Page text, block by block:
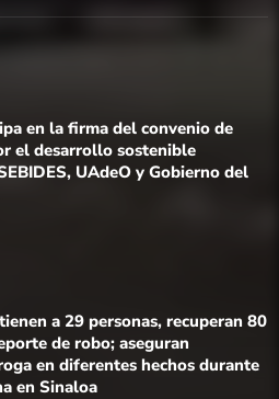
en la firma del convenio de
el desarrollo sostenible
UAdeO y Gobierno del
a 29 personas, recuperan 80
de robo; aseguran
en diferentes hechos durante
en Sinaloa